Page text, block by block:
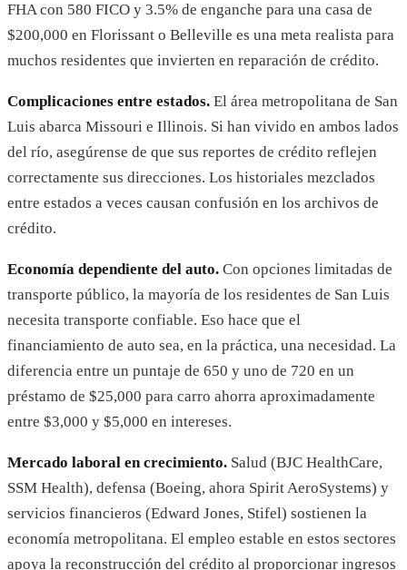
FHA con 580 FICO y 3.5% de enganche para una casa de
$200,000 en Florissant o Belleville es una meta realista para
muchos residentes que invierten en reparación de crédito.
Complicaciones entre estados. El área metropolitana de San
Luis abarca Missouri e Illinois. Si han vivido en ambos lados
del río, asegúrense de que sus reportes de crédito reflejen
correctamente sus direcciones. Los historiales mezclados
entre estados a veces causan confusión en los archivos de
crédito.
Economía dependiente del auto. Con opciones limitadas de
transporte público, la mayoría de los residentes de San Luis
necesita transporte confiable. Eso hace que el
financiamiento de auto sea, en la práctica, una necesidad. La
diferencia entre un puntaje de 650 y uno de 720 en un
préstamo de $25,000 para carro ahorra aproximadamente
entre $3,000 y $5,000 en intereses.
Mercado laboral en crecimiento. Salud (BJC HealthCare,
SSM Health), defensa (Boeing, ahora Spirit AeroSystems) y
servicios financieros (Edward Jones, Stifel) sostienen la
economía metropolitana. El empleo estable en estos sectores
apoya la reconstrucción del crédito al proporcionar ingresos